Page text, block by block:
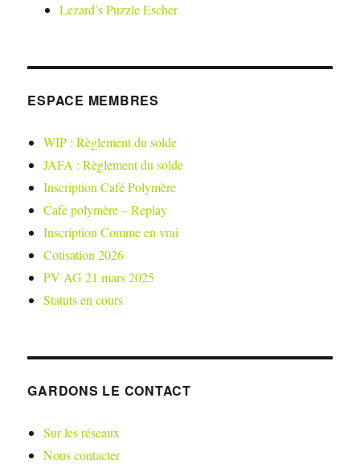
Lezard’s Puzzle Escher
ESPACE MEMBRES
WIP : Règlement du solde
JAFA : Règlement du solde
Inscription Café Polymère
Café polymère – Replay
Inscription Comme en vrai
Cotisation 2026
PV AG 21 mars 2025
Statuts en cours
GARDONS LE CONTACT
Sur les réseaux
Nous contacter